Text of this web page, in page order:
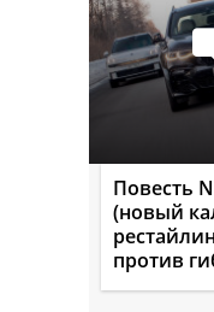
Повесть
(новый
против